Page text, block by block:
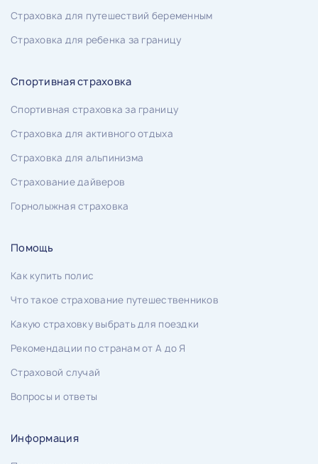
Страховка для путешествий беременным
Страховка для ребенка за границу
Спортивная страховка
Спортивная страховка за границу
Страховка для активного отдыха
Страховка для альпинизма
Страхование дайверов
Горнолыжная страховка
Помощь
Как купить полис
Что такое страхование путешественников
Какую страховку выбрать для поездки
Рекомендации по странам от А до Я
Страховой случай
Вопросы и ответы
Информация